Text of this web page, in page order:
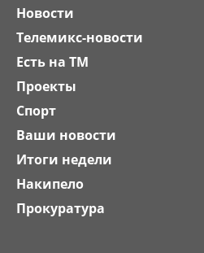
Новости
Телемикс-новости
Есть на ТМ
Проекты
Спорт
Ваши новости
Итоги недели
Накипело
Прокуратура